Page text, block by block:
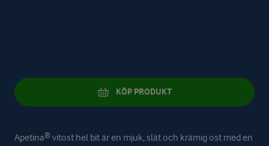
KÖP PRODUKT
Apetina® vitost hel bit är en mjuk, slät och krämig ost med en